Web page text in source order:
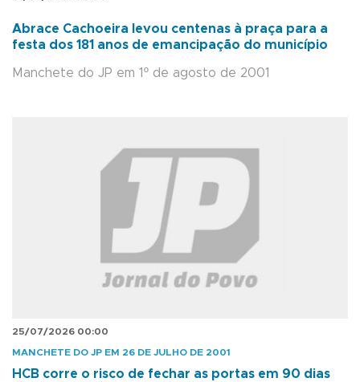
Abrace Cachoeira levou centenas à praça para a
festa dos 181 anos de emancipação do município
Manchete do JP em 1º de agosto de 2001
25/07/2026 00:00
MANCHETE DO JP EM 26 DE JULHO DE 2001
HCB corre o risco de fechar as portas em 90 dias